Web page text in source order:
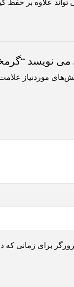
“گرمخانه
موردنیاز
برای زمانی که